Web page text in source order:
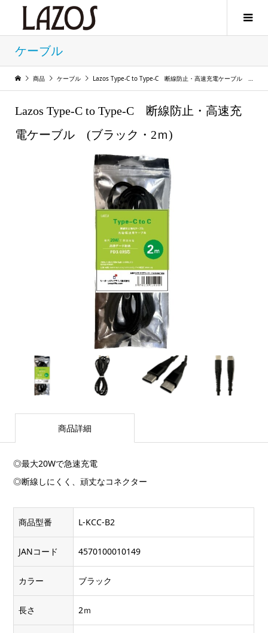
ケーブル
商品 ケーブル Lazos Type-C to Type-C 断線防止・高速充電ケーブル (ブラック・2ｍ)
Lazos Type-C to Type-C 断線防止・高速充
電ケーブル (ブラック・2ｍ)
商品詳細
◎最大20Wで急速充電
◎断線しにくく、頑丈なコネクター
商品型番 L-KCC-B2
JANコード 4570100010149
カラー ブラック
長さ 2ｍ